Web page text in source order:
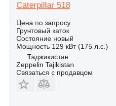
Caterpillar 518
Цена по запросу
Грунтовый каток
Состояниеновый
Мощность 129 кВт (175 л.с.)
Таджикистан
Zeppelin Tajikistan
Связаться с продавцом